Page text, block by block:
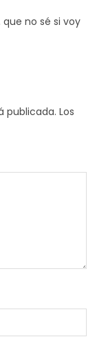
no sé si voy
publicada. Los